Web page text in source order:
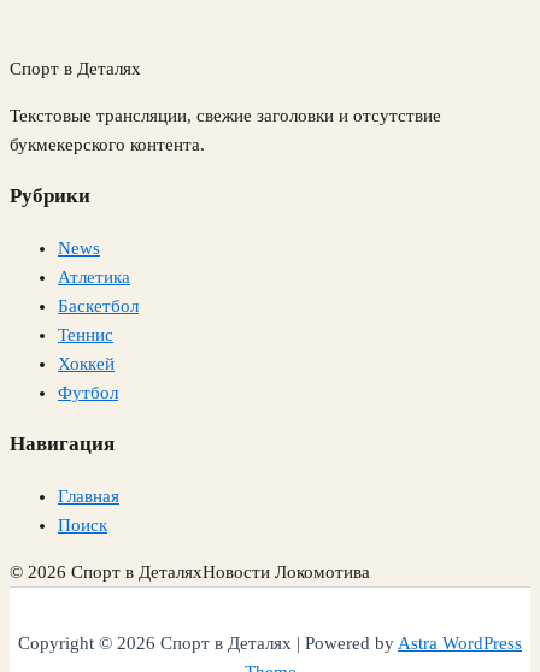
Спорт в Деталях
Текстовые трансляции, свежие заголовки и отсутствие
букмекерского контента.
Рубрики
News
Атлетика
Баскетбол
Теннис
Хоккей
Футбол
Навигация
Главная
Поиск
© 2026 Спорт в ДеталяхНовости Локомотива
Copyright © 2026 Спорт в Деталях | Powered byAstra WordPress